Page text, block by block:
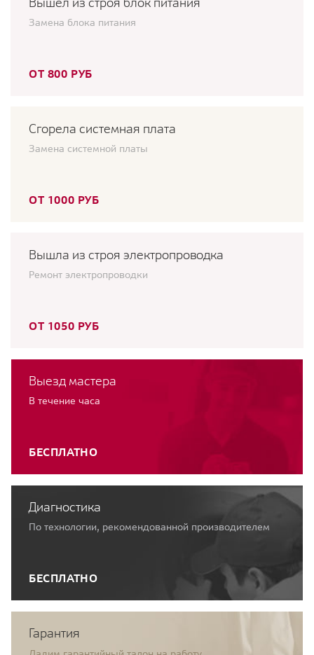
Замена блока питания
ОТ 800 РУБ
Сгорела системная плата
Замена системной платы
ОТ 1000 РУБ
Вышла из строя электропроводка
Ремонт электропроводки
ОТ 1050 РУБ
Выезд мастера
В течение часа
БЕСПЛАТНО
Диагностика
По технологии, рекомендованной производителем
БЕСПЛАТНО
Гарантия